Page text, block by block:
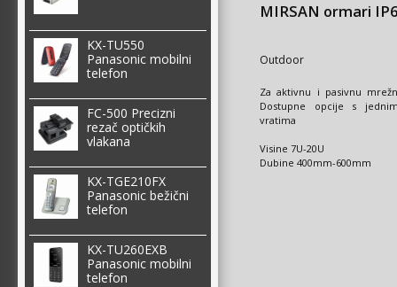
KX-TU550
Panasonic mobilni
telefon
FC-500 Precizni
rezač optičkih
vlakana
KX-TGE210FX
Panasonic bežični
telefon
KX-TU260EXB
Panasonic mobilni
telefon
MIRSAN ormari
Outdoor
Za aktivnu i pasivnu
Dostupne opcije s
vratima
Visine 7U-20U
Dubine 400mm-600mm